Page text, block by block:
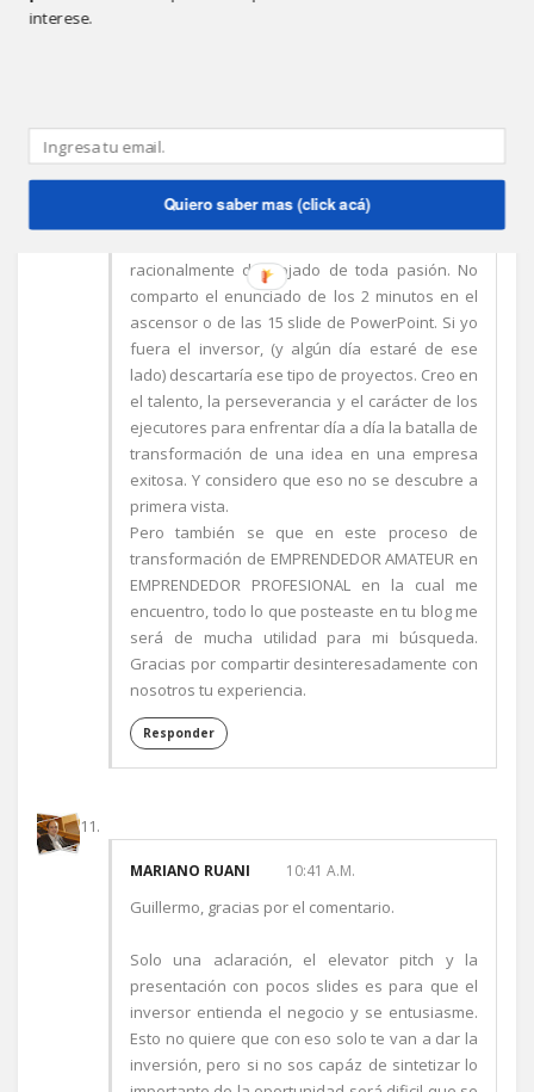
ANÓNIMO 8:47 P.M.
Creo que escribir la planificación de un negocio
positivo para el propietario de la idea. Mucho
racionalmente despojado de toda pasión. No
comparto el enunciado de los 2 minutos en el
ascensor o de las 15 slide de PowerPoint. Si yo
fuera el inversor, (y algún día estaré de ese
lado) descartaría ese tipo de proyectos. Creo en
el talento, la perseverancia y el carácter de los
ejecutores para enfrentar día a día la batalla de
transformación de una idea en una empresa
exitosa. Y considero que eso no se descubre a
primera vista.
Pero también se que en este proceso de
transformación de EMPRENDEDOR AMATEUR en
EMPRENDEDOR PROFESIONAL en la cual me
encuentro, todo lo que posteaste en tu blog me
será de mucha utilidad para mi búsqueda.
Gracias por compartir desinteresadamente con
nosotros tu experiencia.
Responder
MARIANO RUANI 10:41 A.M.
Guillermo, gracias por el comentario.
Solo una aclaración, el elevator pitch y la
presentación con pocos slides es para que el
inversor entienda el negocio y se entusiasme.
Esto no quiere que con eso solo te van a dar la
inversión, pero si no sos capáz de sintetizar lo
interese.
Quiero saber mas (click acá)